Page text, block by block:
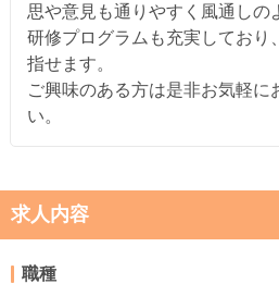
思や意見も通りやすく風通しの
研修プログラムも充実しており
指せます。
ご興味のある方は是非お気軽に
い。
求人内容
職種